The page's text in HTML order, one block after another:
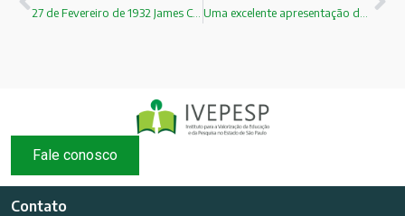
27 de Fevereiro de 1932 James Chadwick descobre o nêutron!
Fale conosco
Contato